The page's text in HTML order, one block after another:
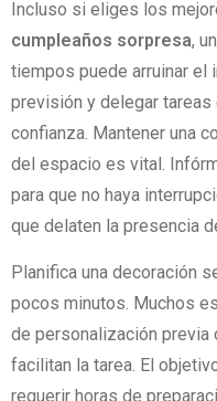
Incluso si eliges los
cumpleaños sorpresa,
tiempos puede arruinar el
previsión y delegar
confianza. Mantener una
del espacio es vital.
para que no haya
que delaten la presencia
Planifica una decoración
pocos minutos. Muchos
de personalización
facilitan la tarea. El
requerir horas de